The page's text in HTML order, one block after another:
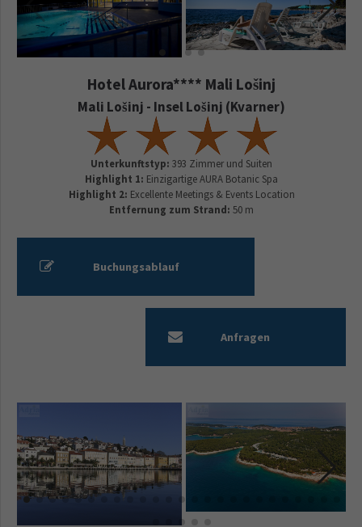
Hotel Aurora**** Mali Lošinj
Mali Lošinj - Insel Lošinj (Kvarner)
Unterkunftstyp: 393 Zimmer und Suiten
Highlight 1: Einzigartige AURA Botanic Spa
Highlight 2: Excellente Meetings & Events Location
Entfernung zum Strand: 50 m
Buchungsablauf
Anfragen